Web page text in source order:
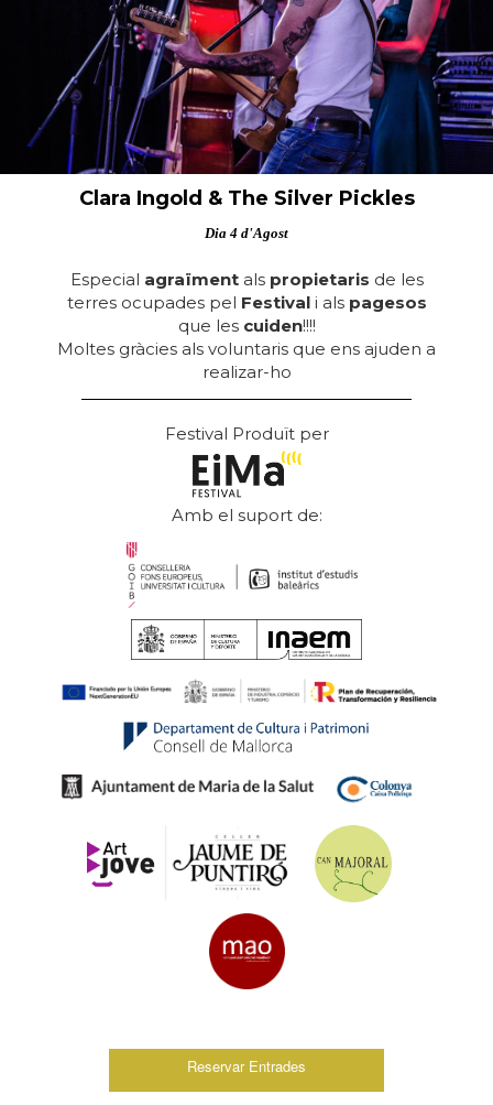
Clara Ingold & The Silver Pickles
Dia 4 d'Agost
Especial agraïmentals propietaris de les
terres ocupades pel Festivali als pagesos
que les cuiden!!!!
Moltes gràcies als voluntaris que ens ajuden a
realizar-ho
Festival Produït per
Amb el suport de:
Reservar Entrades